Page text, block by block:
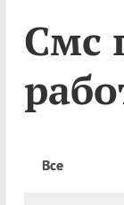
Смс
Все